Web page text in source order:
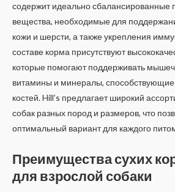
содержит идеально сбалансированные
вещества, необходимые для
кожи и шерсти, а также укрепления
составе корма присутствуют
которые помогают поддерживать
витамины и минералы, способствующие
костей. Hill’s предлагает широкий
собак разных пород и размеров, что
оптимальный вариант для каждого
Преимущества сухих
для взрослой собаки